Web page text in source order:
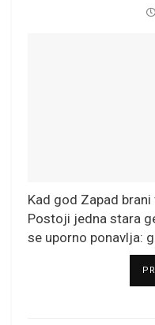
Kad god Zapad
Postoji jedna stara
se uporno ponavlja: